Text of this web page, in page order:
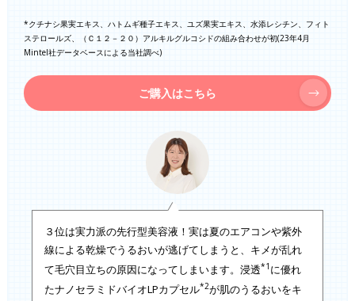
*クチナシ果実エキス、ハトムギ種子エキス、ユズ果実エキス、水添レシチン、フィト
ステロールズ、（Ｃ１２－２０）アルキルグルコシドの組み合わせが初(23年4月
Mintel社データベースによる当社調べ)
ご購入はこちら
３位は実力派の先行型美容液！実は夏のエアコンや紫外
線による乾燥でうるおいが逃げてしまうと、キメが乱れ
て毛穴目立ちの原因になってしまいます。浸透*1 に優れ
たナノセラミドバイオLPカプセル*2が肌のうるおいをキ